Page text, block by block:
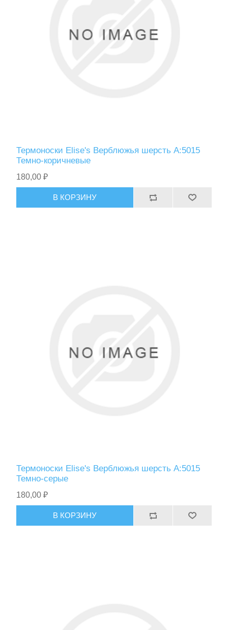
Термоноски Elise's Верблюжья шерсть A:5015
Темно-коричневые
180,00 ₽
В КОРЗИНУ
Термоноски Elise's Верблюжья шерсть A:5015
Темно-серые
180,00 ₽
В КОРЗИНУ